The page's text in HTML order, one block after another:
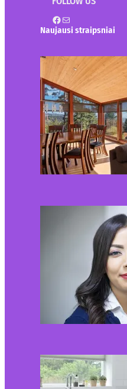
Facebook Mail
Naujausi straipsniai